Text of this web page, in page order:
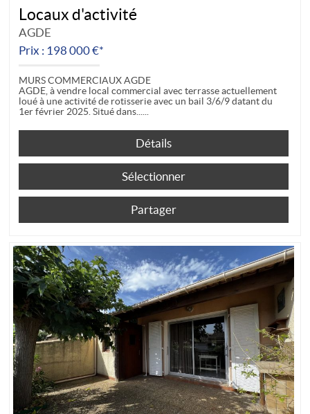
Locaux d'activité
AGDE
Prix : 198 000 €*
MURS COMMERCIAUX AGDE
AGDE, à vendre local commercial avec terrasse actuellement
loué à une activité de rotisserie avec un bail 3/6/9 datant du
1er février 2025. Situé dans...
Détails
Sélectionner
Partager